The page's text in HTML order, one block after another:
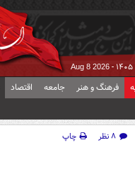
Aug 8 2026
فرهنگ و هنر جامعه اقتصاد
۸ نظر
چاپ